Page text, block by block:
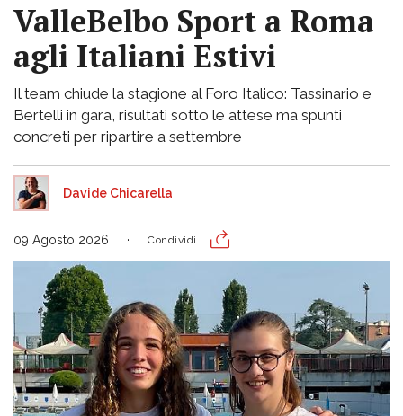
ValleBelbo Sport a Roma
agli Italiani Estivi
Il team chiude la stagione al Foro Italico: Tassinario e
Bertelli in gara, risultati sotto le attese ma spunti
concreti per ripartire a settembre
Davide Chicarella
09 Agosto 2026 Condividi